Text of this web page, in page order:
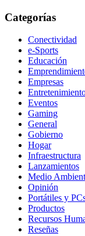
Categorías
Conectividad
e-Sports
Educación
Empresas
Eventos
Gaming
General
Gobierno
Hogar
Infraestructura
Lanzamientos
Medio
Opinión
Portátiles y
Productos
Recursos
Reseñas